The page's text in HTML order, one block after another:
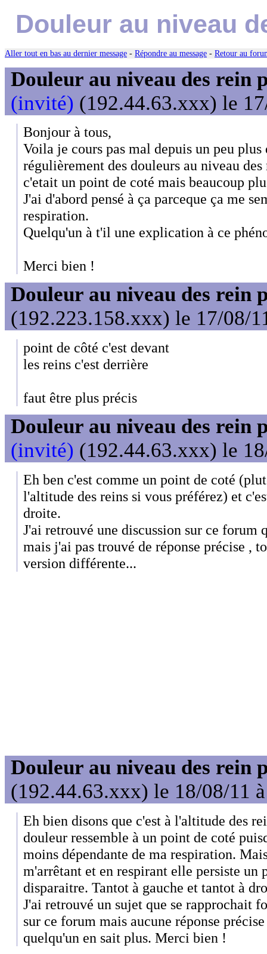
Douleur au niveau
Aller tout en bas au dernier message - Répondre au message - Retour au
Douleur au niveau des rein
(invité) (192.44.63.xxx) le
Bonjour à tous,
Voila je cours pas mal depuis un peu
régulièrement des douleurs au niveau
c'etait un point de coté mais beaucoup
J'ai d'abord pensé à ça parceque ça me
respiration.
Quelqu'un à t'il une explication à ce
Merci bien !
Douleur au niveau des rein
(192.223.158.xxx) le 17/08/
point de côté c'est devant
les reins c'est derrière
faut être plus précis
Douleur au niveau des rein
(invité) (192.44.63.xxx) le
Eh ben c'est comme un point de coté
l'altitude des reins si vous préférez) et
droite.
J'ai retrouvé une discussion sur ce forum
mais j'ai pas trouvé de réponse précise ,
version différente...
Douleur au niveau des rein
(192.44.63.xxx) le 18/08/11
Eh bien disons que c'est à l'altitude des
douleur ressemble à un point de coté
moins dépendante de ma respiration.
m'arrêtant et en respirant elle persiste un
disparaitre. Tantot à gauche et tantot à
J'ai retrouvé un sujet que se rapprochait
sur ce forum mais aucune réponse
quelqu'un en sait plus. Merci bien !